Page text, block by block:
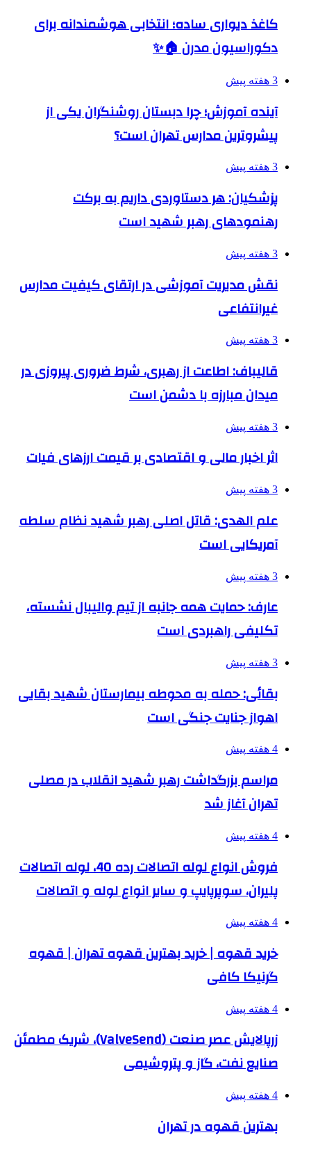
کاغذ دیواری ساده؛ انتخابی هوشمندانه برای
دکوراسیون مدرن 🏠✨
3 هفته پیش
آینده آموزش؛ چرا دبستان روشنگران یکی از
پیشروترین مدارس تهران است؟
3 هفته پیش
پزشکیان: هر دستاوردی داریم به برکت
رهنمودهای رهبر شهید است
3 هفته پیش
نقش مدیریت آموزشی در ارتقای کیفیت مدارس
غیرانتفاعی
3 هفته پیش
قالیباف: اطاعت از رهبری، شرط ضروری پیروزی در
میدان مبارزه با دشمن است
3 هفته پیش
اثر اخبار مالی و اقتصادی بر قیمت ارزهای فیات
3 هفته پیش
علم الهدی: قاتل اصلی رهبر شهید نظام سلطه
آمریکایی است
3 هفته پیش
عارف: حمایت همه جانبه از تیم والیبال نشسته،
تکلیفی راهبردی است
3 هفته پیش
بقائی: حمله به محوطه بیمارستان شهید بقایی
اهواز جنایت جنگی است
4 هفته پیش
مراسم بزرگداشت رهبر شهید انقلاب در مصلی
تهران آغاز شد
4 هفته پیش
فروش انواع لوله اتصالات رده 40، لوله اتصالات
پلیران، سوپرپایپ و سایر انواع لوله و اتصالات
4 هفته پیش
خرید قهوه | خرید بهترین قهوه تهران | قهوه
گرنیکا کافی
4 هفته پیش
زرپالایش عصر صنعت (ValveSend)، شریک مطمئن
صنایع نفت، گاز و پتروشیمی
4 هفته پیش
بهترین قهوه در تهران